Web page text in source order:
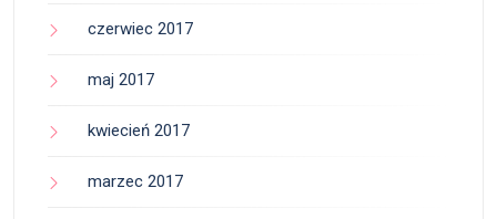
czerwiec 2017
maj 2017
kwiecień 2017
marzec 2017